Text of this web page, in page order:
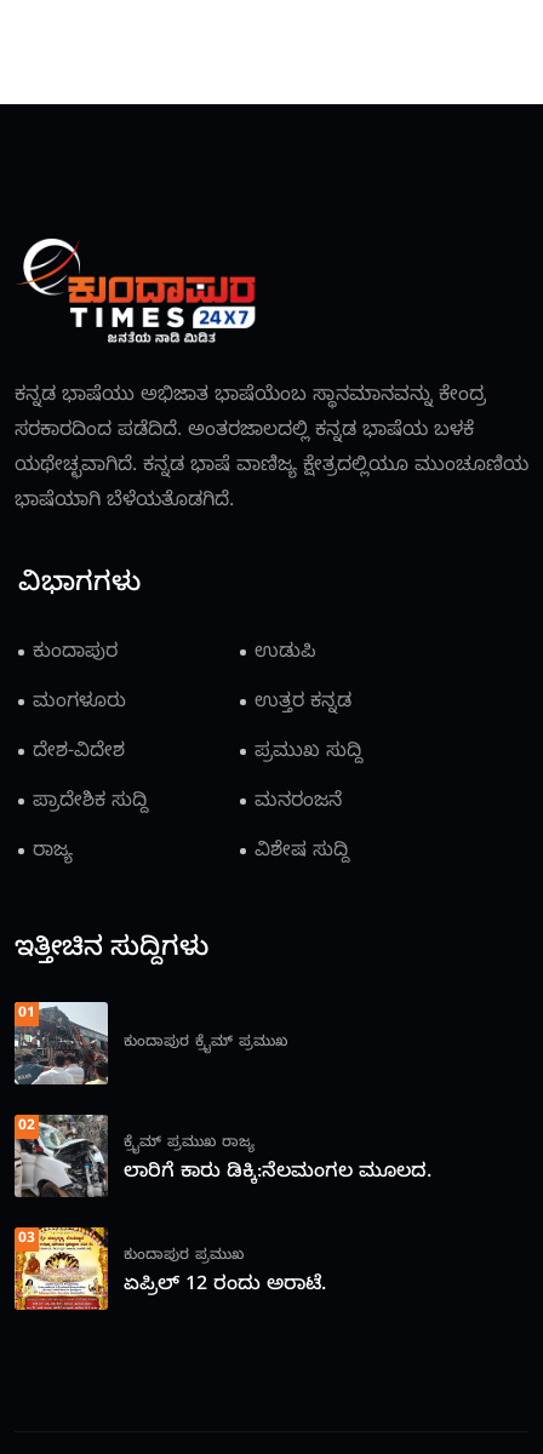
ಕನ್ನಡ ಭಾಷೆಯು ಅಭಿಜಾತ ಭಾಷೆಯೆಂಬ ಸ್ಥಾನಮಾನವನ್ನು ಕೇಂದ್ರ
ಸರಕಾರದಿಂದ ಪಡೆದಿದೆ. ಅಂತರಜಾಲದಲ್ಲಿ ಕನ್ನಡ ಭಾಷೆಯ ಬಳಕೆ
ಯಥೇಚ್ಛವಾಗಿದೆ. ಕನ್ನಡ ಭಾಷೆ ವಾಣಿಜ್ಯ ಕ್ಷೇತ್ರದಲ್ಲಿಯೂ ಮುಂಚೂಣಿಯ
ಭಾಷೆಯಾಗಿ ಬೆಳೆಯತೊಡಗಿದೆ.
ವಿಭಾಗಗಳು
ಕುಂದಾಪುರ
ಉಡುಪಿ
ಮಂಗಳೂರು
ಉತ್ತರ ಕನ್ನಡ
ದೇಶ-ವಿದೇಶ
ಪ್ರಮುಖ ಸುದ್ದಿ
ಪ್ರಾದೇಶಿಕ ಸುದ್ದಿ
ಮನರಂಜನೆ
ರಾಜ್ಯ
ವಿಶೇಷ ಸುದ್ದಿ
ಇತ್ತೀಚಿನ ಸುದ್ದಿಗಳು
01
ಕುಂದಾಪುರ ಕ್ರೈಮ್ ಪ್ರಮುಖ
02
ಕ್ರೈಮ್ ಪ್ರಮುಖ ರಾಜ್ಯ
ಲಾರಿಗೆ ಕಾರು ಡಿಕ್ಕಿ:ನೆಲಮಂಗಲ ಮೂಲದ.
03
ಕುಂದಾಪುರ ಪ್ರಮುಖ
ಏಪ್ರಿಲ್ 12 ರಂದು ಅರಾಟೆ.